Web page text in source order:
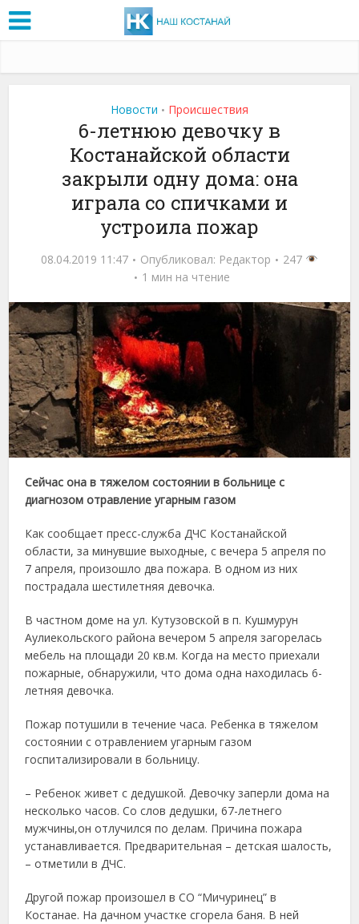
Новости • Проиcшествия
6-летнюю девочку в
Костанайской области
закрыли одну дома: она
играла со спичками и
устроила пожар
08.04.2019 11:47 Опубликовал: Редактор
247
1 мин на чтение
Сейчас она в тяжелом состоянии в больнице с
диагнозом отравление угарным газом
Как сообщает пресс-служба ДЧС Костанайской
области, за минувшие выходные, с вечера 5 апреля по
7 апреля, произошло два пожара. В одном из них
пострадала шестилетняя девочка.
В частном доме на ул. Кутузовской в п. Кушмурун
Аулиекольского района вечером 5 апреля загорелась
мебель на площади 20 кв.м. Когда на место приехали
пожарные, обнаружили, что дома одна находилась 6-
летняя девочка.
Пожар потушили в течение часа. Ребенка в тяжелом
состоянии с отравлением угарным газом
госпитализировали в больницу.
– Ребенок живет с дедушкой. Девочку заперли дома на
несколько часов. Со слов дедушки, 67-летнего
мужчины,он отлучился по делам. Причина пожара
устанавливается. Предварительная – детская шалость,
– отметили в ДЧС.
Другой пожар произошел в СО “Мичуринец” в
Костанае. На дачном участке сгорела баня. В ней